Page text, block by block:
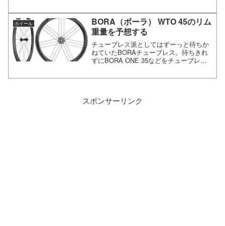
はかなり最適のギア比だと思います。乗
り方としては、速さを求めず、ロングラ
イドで延々と林道...
ホイール
BORA（ボーラ） WTO 45のリム
重量を予想する
チューブレス派としてはずーっと待ちか
ねていたBORAチューブレス。待ちきれ
ずにBORA ONE 35などをチューブレス
パニョーロ自身がしっかり対応したとい
スポンサーリンク